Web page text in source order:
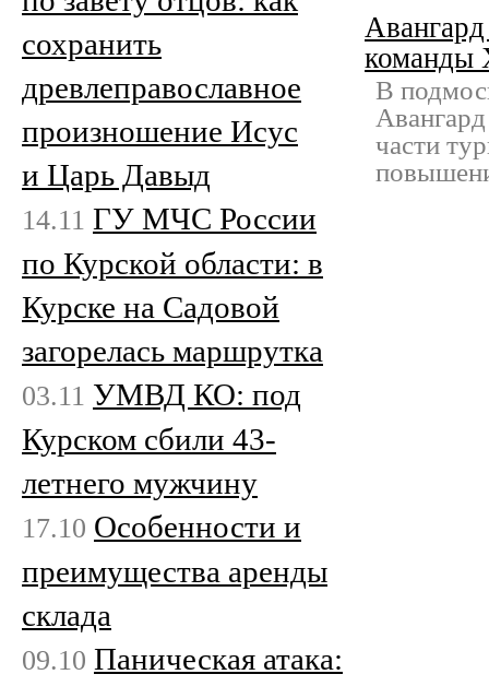
В
части
сохранить
древлеправославное
произношение Исус
и Царь Давыд
14.11 ГУ МЧС России
по Курской области: в
Курске на Садовой
загорелась маршрутка
03.11 УМВД КО: под
Курском сбили 43-
летнего мужчину
17.10 Особенности и
преимущества аренды
склада
09.10 Паническая атака: